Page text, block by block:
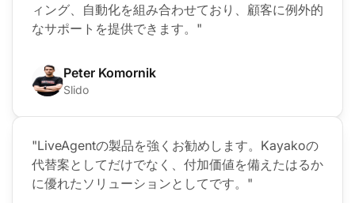
ィング、自動化を組み合わせており、顧客に例外的
なサポートを提供できます。"
Peter Komornik
Slido
"LiveAgentの製品を強くお勧めします。Kayakoの
代替案としてだけでなく、付加価値を備えたはるか
に優れたソリューションとしてです。"